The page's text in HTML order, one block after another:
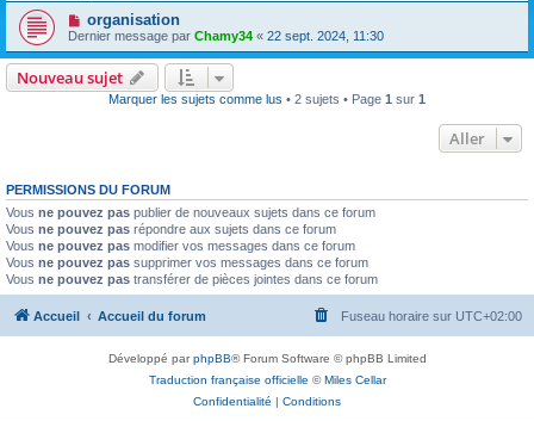
organisation
Dernier message par Chamy34 « 22 sept. 2024, 11:30
Nouveau sujet
Marquer les sujets comme lus • 2 sujets • Page 1 sur 1
Aller
PERMISSIONS DU FORUM
Vous ne pouvez pas publier de nouveaux sujets dans ce forum
Vous ne pouvez pas répondre aux sujets dans ce forum
Vous ne pouvez pas modifier vos messages dans ce forum
Vous ne pouvez pas supprimer vos messages dans ce forum
Vous ne pouvez pas transférer de pièces jointes dans ce forum
Accueil Accueil du forum Fuseau horaire sur UTC+02:00
Développé parphpBB® Forum Software © phpBB Limited
Traduction française officielle ©Miles Cellar
Confidentialité | Conditions